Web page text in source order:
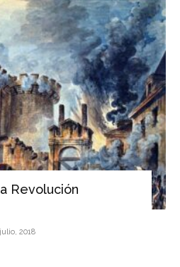
Revolución
2018